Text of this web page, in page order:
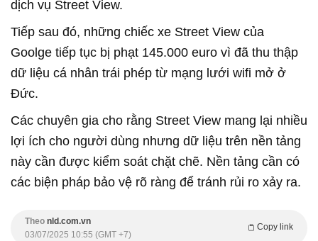
dịch vụ Street View.
Tiếp sau đó, những chiếc xe Street View của
Goolge tiếp tục bị phạt 145.000 euro vì đã thu thập
dữ liệu cá nhân trái phép từ mạng lưới wifi mở ở
Đức.
Các chuyên gia cho rằng Street View mang lại nhiều
lợi ích cho người dùng nhưng dữ liệu trên nền tảng
này cần được kiểm soát chặt chẽ. Nền tảng cần có
các biện pháp bảo vệ rõ ràng để tránh rủi ro xảy ra.
Theo nld.com.vn
Copy link
03/07/2025 10:55 (GMT +7)